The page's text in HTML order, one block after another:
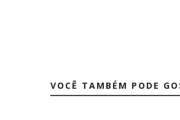
VOCÊ TAMBÉM PODE